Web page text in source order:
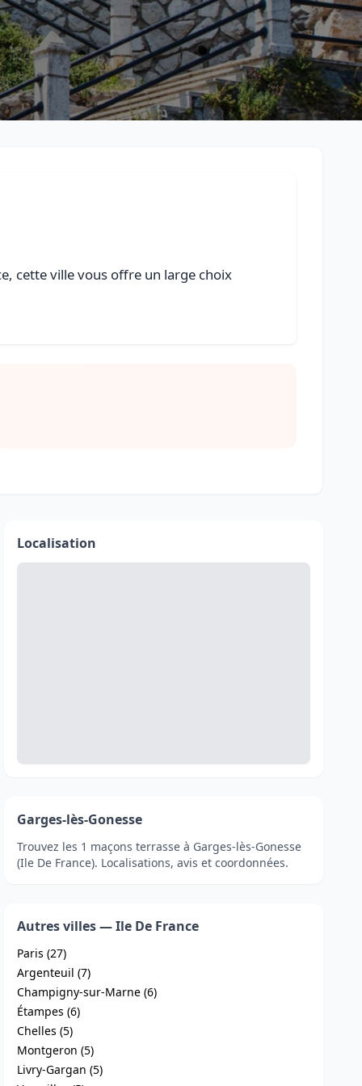
cette ville vous offre un large choix
Localisation
Garges-lès-Gonesse
Trouvez les 1 maçons terrasse à Garges-lès-Gonesse
(Ile De France). Localisations, avis et coordonnées.
Autres villes — Ile De France
Paris (27)
Argenteuil (7)
Champigny-sur-Marne (6)
Étampes (6)
Chelles (5)
Montgeron (5)
Livry-Gargan (5)